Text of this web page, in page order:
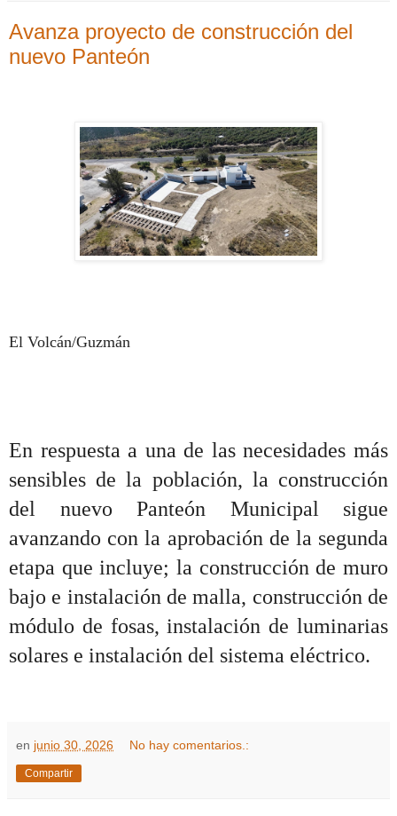
Avanza proyecto de construcción del
nuevo Panteón
El Volcán/Guzmán
En respuesta a una de las necesidades más
sensibles de la población, la construcción
del nuevo Panteón Municipal sigue
avanzando con la aprobación de la segunda
etapa que incluye; la construcción de muro
bajo e instalación de malla, construcción de
módulo de fosas, instalación de luminarias
solares e instalación del sistema eléctrico.
en junio 30, 2026 No hay comentarios.:
Compartir